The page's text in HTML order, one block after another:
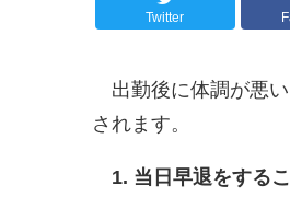
Twitter
出勤後に体調が悪い
されます。
1. 当日早退をする